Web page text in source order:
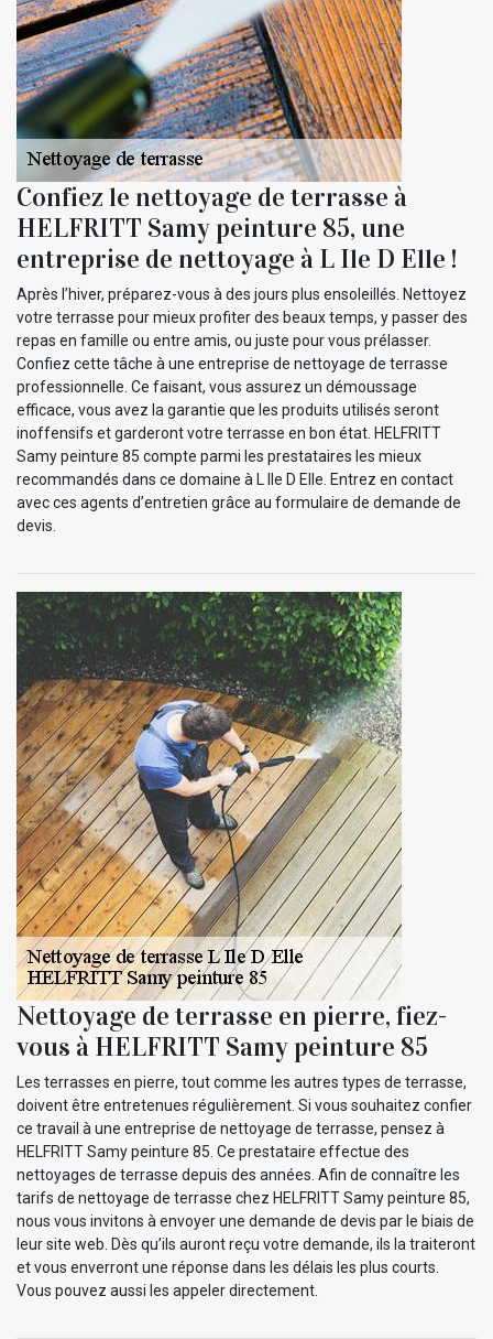
Confiez le nettoyage de terrasse à
HELFRITT Samy peinture 85, une
entreprise de nettoyage à L Ile D Elle !
Après l’hiver, préparez-vous à des jours plus ensoleillés. Nettoyez
votre terrasse pour mieux profiter des beaux temps, y passer des
repas en famille ou entre amis, ou juste pour vous prélasser.
Confiez cette tâche à une entreprise de nettoyage de terrasse
professionnelle. Ce faisant, vous assurez un démoussage
efficace, vous avez la garantie que les produits utilisés seront
inoffensifs et garderont votre terrasse en bon état. HELFRITT
Samy peinture 85 compte parmi les prestataires les mieux
recommandés dans ce domaine à L Ile D Elle. Entrez en contact
avec ces agents d’entretien grâce au formulaire de demande de
devis.
Nettoyage de terrasse en pierre, fiez-
vous à HELFRITT Samy peinture 85
Les terrasses en pierre, tout comme les autres types de terrasse,
doivent être entretenues régulièrement. Si vous souhaitez confier
ce travail à une entreprise de nettoyage de terrasse, pensez à
HELFRITT Samy peinture 85. Ce prestataire effectue des
nettoyages de terrasse depuis des années. Afin de connaître les
tarifs de nettoyage de terrasse chez HELFRITT Samy peinture 85,
nous vous invitons à envoyer une demande de devis par le biais de
leur site web. Dès qu’ils auront reçu votre demande, ils la traiteront
et vous enverront une réponse dans les délais les plus courts.
Vous pouvez aussi les appeler directement.